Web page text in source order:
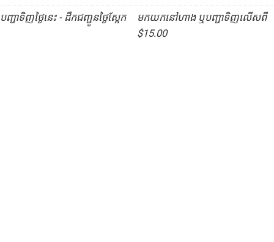
បញ្ជាទិញថ្ងៃនេះ - ដឹកជញ្ជូនថ្ងៃស្អែក
មកយកនៅហាង ឬបញ្ជាទិញលើសពី
$15.00